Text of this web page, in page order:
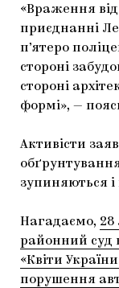
«Враження від
приєднанні
п’ятеро
стороні
стороні
формі», —
Активісти
зупиняються і
Нагадаємо, 28
районний суд
«Квіти
порушення